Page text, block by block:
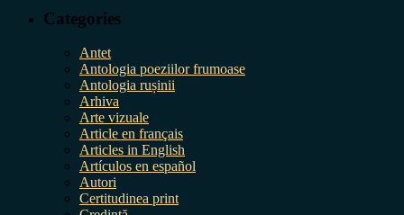
Categories
Antet
Antologia poeziilor frumoase
Antologia rușinii
Arhiva
Arte vizuale
Article en français
Articles in English
Artículos en español
Autori
Certitudinea print